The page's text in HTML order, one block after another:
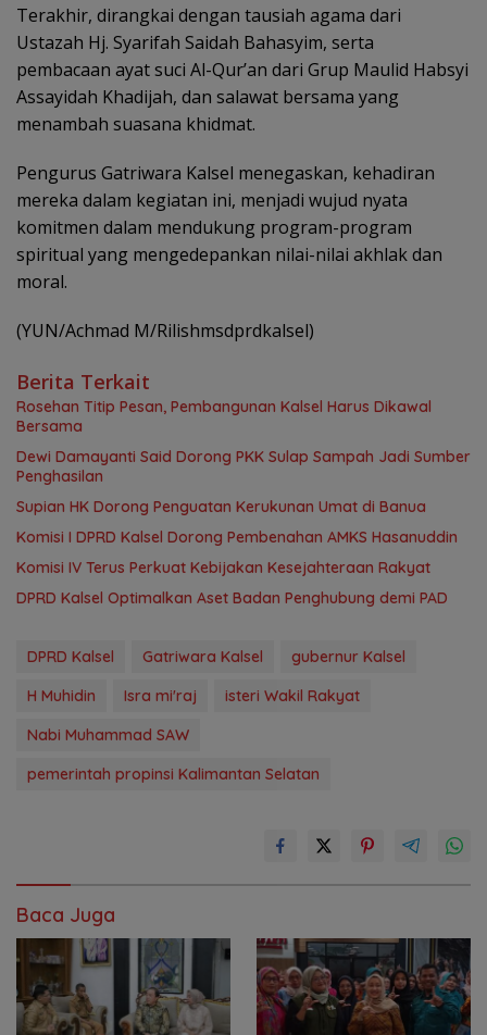
Terakhir, dirangkai dengan tausiah agama dari
Ustazah Hj. Syarifah Saidah Bahasyim, serta
pembacaan ayat suci Al-Qur’an dari Grup Maulid Habsyi
Assayidah Khadijah, dan salawat bersama yang
menambah suasana khidmat.
Pengurus Gatriwara Kalsel menegaskan, kehadiran
mereka dalam kegiatan ini, menjadi wujud nyata
komitmen dalam mendukung program-program
spiritual yang mengedepankan nilai-nilai akhlak dan
moral.
(YUN/Achmad M/Rilishmsdprdkalsel)
Berita Terkait
Rosehan Titip Pesan, Pembangunan Kalsel Harus Dikawal
Bersama
Dewi Damayanti Said Dorong PKK Sulap Sampah Jadi Sumber
Penghasilan
Supian HK Dorong Penguatan Kerukunan Umat di Banua
Komisi I DPRD Kalsel Dorong Pembenahan AMKS Hasanuddin
Komisi IV Terus Perkuat Kebijakan Kesejahteraan Rakyat
‎DPRD Kalsel Optimalkan Aset Badan Penghubung demi PAD
DPRD Kalsel Gatriwara Kalsel
gubernur Kalsel
H Muhidin
Isra mi'raj
isteri Wakil Rakyat
Nabi Muhammad SAW
pemerintah propinsi Kalimantan Selatan
Baca Juga